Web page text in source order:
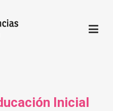
| UNER
de la Educación
Inicial